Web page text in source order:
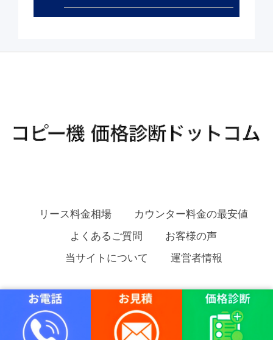
リース料金相場
カウンター料金の最安値
よくあるご質問
お客様の声
当サイトについて
運営者情報
コピー機 価格診断ドットコム Copyright